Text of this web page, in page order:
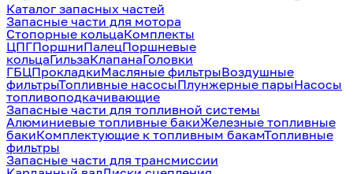
Каталог запасных частей
Запасные части для мотора
Стопорные кольцаКомплекты
ЦПГПоршниПалецПоршневые
кольцаГильзаКлапанаГоловки
ГБЦПрокладкиМасляные фильтрыВоздушные
фильтрыТопливные насосыПлунжерные парыНасосы
топливоподкачивающие
Запасные части для топливной системы
Алюминиевые топливные бакиЖелезные топливные
бакиКомплектующие к топливным бакамТопливные
фильтры
Запасные части для трансмиссии